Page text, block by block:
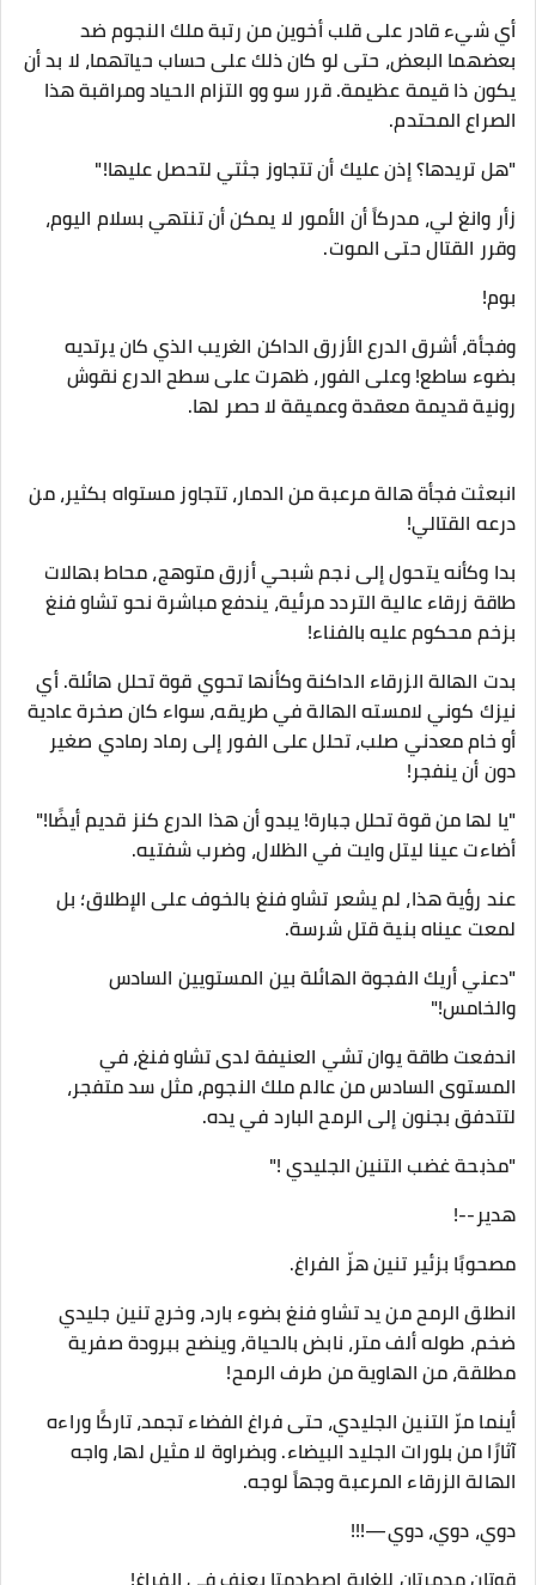
أي شيء قادر على قلب أخوين من رتبة ملك النجوم ضد
بعضهما البعض، حتى لو كان ذلك على حساب حياتهما، لا بد أن
يكون ذا قيمة عظيمة. قرر سو وو التزام الحياد ومراقبة هذا
الصراع المحتدم.
"هل تريدها؟ إذن عليك أن تتجاوز جثتي لتحصل عليها!"
زأر وانغ لي، مدركاً أن الأمور لا يمكن أن تنتهي بسلام اليوم،
وقرر القتال حتى الموت.
بوم!
وفجأة، أشرق الدرع الأزرق الداكن الغريب الذي كان يرتديه
بضوء ساطع! وعلى الفور، ظهرت على سطح الدرع نقوش
رونية قديمة معقدة وعميقة لا حصر لها.
انبعثت فجأة هالة مرعبة من الدمار، تتجاوز مستواه بكثير، من
درعه القتالي!
بدا وكأنه يتحول إلى نجم شبحي أزرق متوهج، محاط بهالات
طاقة زرقاء عالية التردد مرئية، يندفع مباشرة نحو تشاو فنغ
بزخم محكوم عليه بالفناء!
بدت الهالة الزرقاء الداكنة وكأنها تحوي قوة تحلل هائلة. أي
نيزك كوني لامسته الهالة في طريقه، سواء كان صخرة عادية
أو خام معدني صلب، تحلل على الفور إلى رماد رمادي صغير
دون أن ينفجر!
"يا لها من قوة تحلل جبارة! يبدو أن هذا الدرع كنز قديم أيضًا!"
أضاءت عينا ليتل وايت في الظلال، وضرب شفتيه.
عند رؤية هذا، لم يشعر تشاو فنغ بالخوف على الإطلاق؛ بل
لمعت عيناه بنية قتل شرسة.
"دعني أريك الفجوة الهائلة بين المستويين السادس
والخامس!"
اندفعت طاقة يوان تشي العنيفة لدى تشاو فنغ، في
المستوى السادس من عالم ملك النجوم، مثل سد متفجر،
لتتدفق بجنون إلى الرمح البارد في يده.
"مذبحة غضب التنين الجليدي !"
هدير--!
مصحوبًا بزئير تنين هزّ الفراغ.
انطلق الرمح من يد تشاو فنغ بضوء بارد، وخرج تنين جليدي
ضخم، طوله ألف متر، نابض بالحياة، وينضح ببرودة صفرية
مطلقة، من الهاوية من طرف الرمح!
أينما مرّ التنين الجليدي، حتى فراغ الفضاء تجمد، تاركًا وراءه
آثارًا من بلورات الجليد البيضاء. وبضراوة لا مثيل لها، واجه
الهالة الزرقاء المرعبة وجهاً لوجه.
دوي، دوي، دوي—!!!